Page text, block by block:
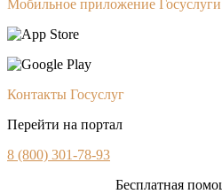
Мобильное приложение Госуслуги
Контакты Госуслуг
Перейти на портал
8 (800) 301-78-93
Бесплатная